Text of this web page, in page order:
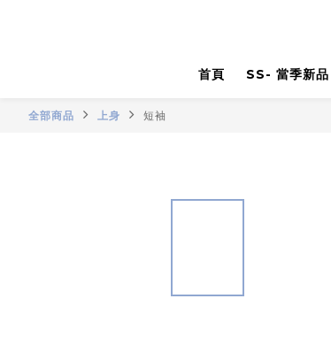
首頁 SS- 當季新品
全部商品 上身 短袖